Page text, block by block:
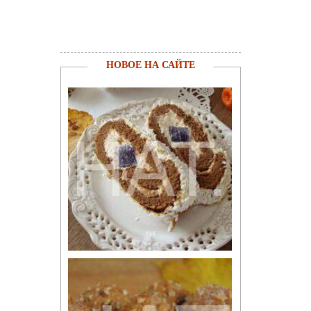
НОВОЕ НА САЙТЕ